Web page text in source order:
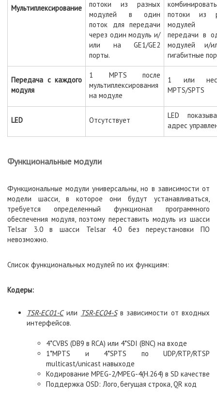
Мультиплексирование
потоки из разных
модулей в один
поток для передачи
через один модуль и/
или на GE1/GE2
порты.
комбинировать
потоки из
передачи в
модулей и/
гигабитные
Передача с каждого
модуля
1 MPTS после
мультиплексирования
на модуле
1 или
MPTS/SPTS
LED Отсутствует
LED
адрес
Функциональные модули
Функциональные модули универсальны, но в зависимости от
модели шасси, в которое они будут устанавливаться,
требуется определенный функционал программного
обеспечения модуля, поэтому переставить модуль из шасси
Telsar 3.0 в шасси Telsar 4.0 без переустановки ПО
невозможно.
Список функциональных модулей по их функциям:
Кодеры:
TSR-EC01-Cили TSR-EC04-Sв зависимости от входных
интерфейсов.
4*CVBS (DB9 в RCA) или 4*SDI (BNC) на входе
1*MPTS и 4*SPTS по UDP/RTP/RTSP
multicast/unicast навыходе
Кодирование MPEG-2/MPEG-4(H.264) в SD качестве
Поддержка OSD: Лого, бегущая строка, QR код